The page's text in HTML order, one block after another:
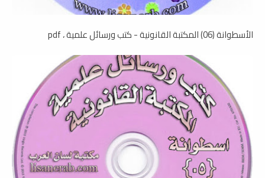
الأسطوانة (06) المكتبة القانونية - كتب ورسائل علمية ، pdf